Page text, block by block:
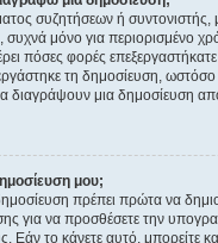
συζητήσεων ή
συχνά μόνο για περιορισμένο
πόσες φορές
τη δημοσίευση,
διαγράψουν μια δημοσίευση
μου;
πρέπει πρώτα να
για να προσθέσετε την
Εάν το κάνετε αυτό, μπορείτε